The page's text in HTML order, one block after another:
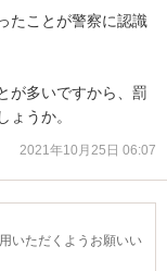
たことが警察に認識
が多いですから、罰
うか。
2021年10月25日 06:07
いただくようお願いい